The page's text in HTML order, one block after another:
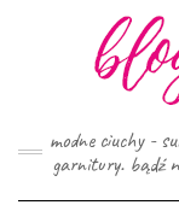
modne ciuchy -
garnitury. bądź